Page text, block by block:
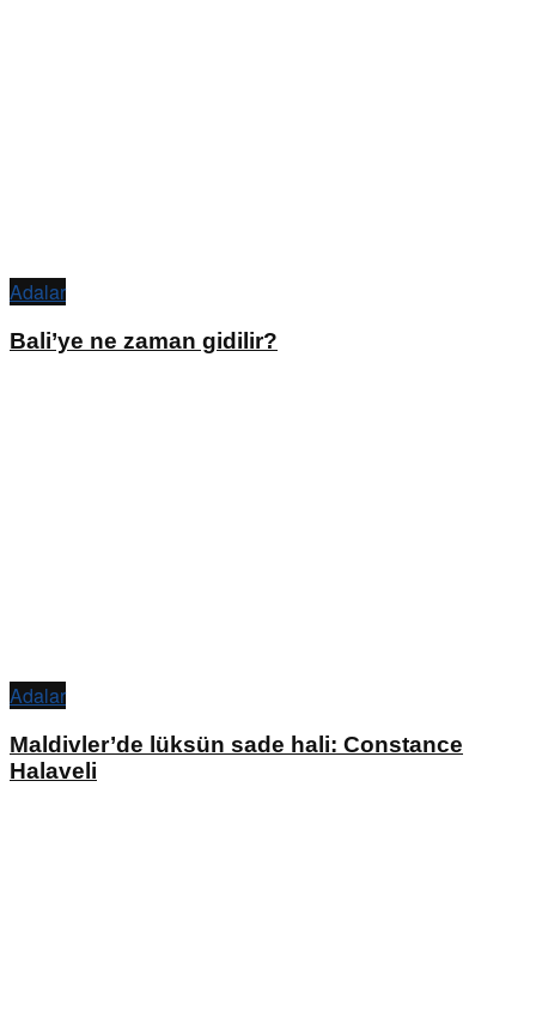
Adalar
Bali’ye ne zaman gidilir?
Adalar
Maldivler’de lüksün sade hali: Constance
Halaveli